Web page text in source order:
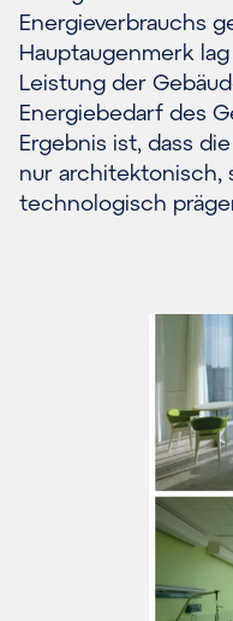
Energieverbrauchs
Hauptaugenmerk
Leistung der
Energiebedarf des
Ergebnis ist, dass
nur architektonisch,
technologisch